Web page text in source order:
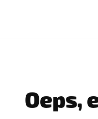
Oeps,